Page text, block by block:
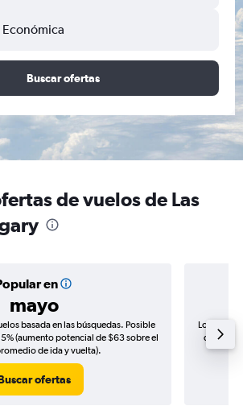
Económica
Buscar ofertas
de vuelos de Las
en
mayo
basada en las búsquedas. Posible
(aumento potencial de $63 sobre el
de ida y vuelta).
ofertas
Los
de